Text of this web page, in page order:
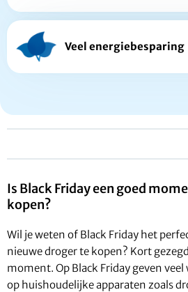
Veel energiebesparing
Is Black Friday een goed
kopen?
Wil je weten of Black Friday het
nieuwe droger te kopen? Kort
moment. Op Black Friday geven
op huishoudelijke apparaten zoals